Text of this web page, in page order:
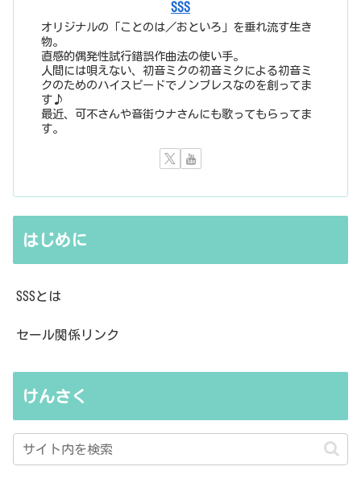
SSS
オリジナルの「ことのは／おといろ」を垂れ流す生き
物。
直感的偶発性試行錯誤作曲法の使い手。
人間には唄えない、初音ミクの初音ミクによる初音ミ
クのためのハイスピードでノンブレスなのを創ってま
す♪
最近、可不さんや音街ウナさんにも歌ってもらってま
す。
はじめに
SSSとは
セール関係リンク
けんさく